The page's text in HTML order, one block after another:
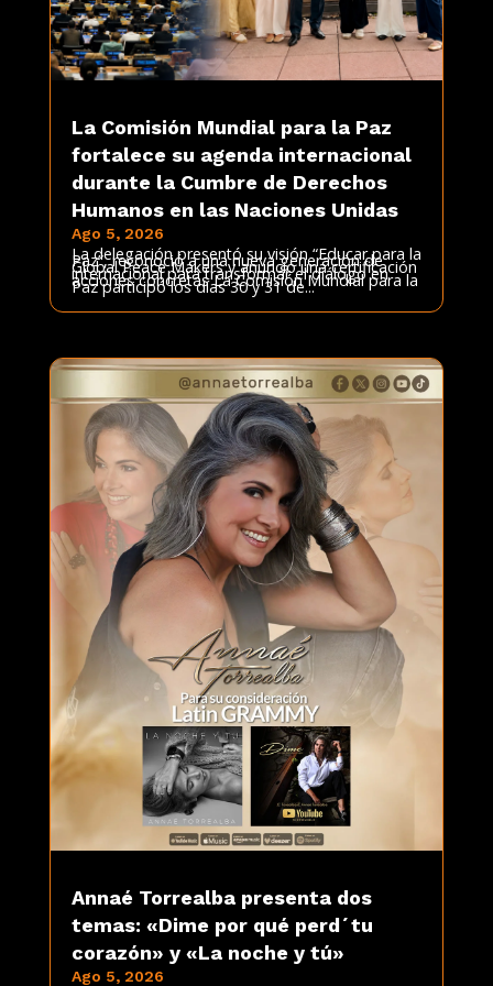
La Comisión Mundial para la Paz
fortalece su agenda internacional
durante la Cumbre de Derechos
Humanos en las Naciones Unidas
Ago 5, 2026
La delegación presentó su visión “Educar para la
Paz”, reconoció a una nueva generación de
Global Peace Makers y anunció una certificación
internacional para transformar el diálogo en
acciones concretas La Comisión Mundial para la
Paz participó los días 30 y 31 de...
Annaé Torrealba presenta dos
temas: «Dime por qué perd´tu
corazón» y «La noche y tú»
Ago 5, 2026